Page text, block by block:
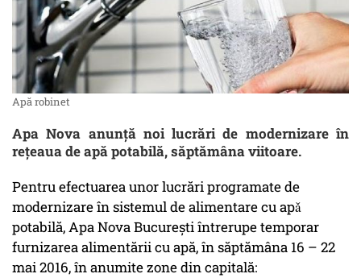
Apă robinet
Apa Nova anunță noi lucrări de modernizare în
rețeaua de apă potabilă, săptămâna viitoare.
Pentru efectuarea unor lucrări programate de
modernizare în sistemul de alimentare cu apǎ
potabilă, Apa Nova Bucureşti întrerupe temporar
furnizarea alimentării cu apă, în săptămâna 16 – 22
mai 2016, în anumite zone din capitală: